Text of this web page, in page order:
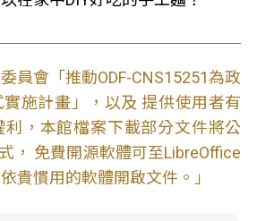
員會「推動ODF-CNS15251為政
施計畫」，以及 提供使用者有
利，本館檔案下載部分文件將公
， 免費開源軟體可至LibreOffice
貴慣用的軟體開啟文件。」